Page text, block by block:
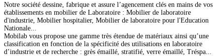
Notre société dessine, fabrique et assure l’agencement clés en mains de vos
établissements en mobilier de Laboratoire : Mobilier de laboratoire
d'industrie, Mobilier hospitalier, Mobilier de laboratoire pour l'Education
Nationale...
Mobilab vous propose une gamme très étendue de matériaux ainsi qu’une
classification en fonction de la spécificité des utilisations en laboratoire
d’industrie et de recherche : grès émaillé, stratifié, verre émaillé, Tréspa...